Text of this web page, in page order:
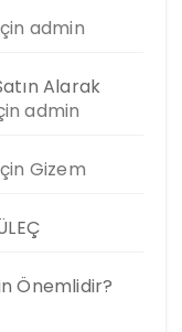
admin
Alarak
admin
Gizem
Önemlidir?